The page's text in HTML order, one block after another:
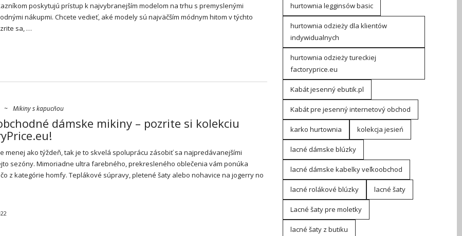
poskytujú prístup k najvybranejším modelom na trhu s premyslenými
nákupmi. Chcete vedieť, aké modely sú najväčším módnym hitom v týchto
sa, …
~ Mikiny s kapucňou
dámske mikiny – pozrite si kolekciu
menej ako týždeň, tak je to skvelá spoluprácu zásobiť sa najpredávanejšími
sezóny. Mimoriadne ultra farebného, prekresleného oblečenia vám ponúka
z kategórie homfy. Teplákové súpravy, pletené šaty alebo nohavice na jogerry no
hurtownia legginsów basic
hurtownia odzieży dla klientów
indywidualnych
hurtownia odzieży tureckiej
factoryprice.eu
Kabát jesenný ebutik.pl
Kabát pre jesenný internetový obchod
karko hurtownia kolekcja jesień
lacné dámske blúzky
lacné dámske kabelky veľkoobchod
lacné rolákové blúzky lacné šaty
Lacné šaty pre moletky
lacné šaty z butiku